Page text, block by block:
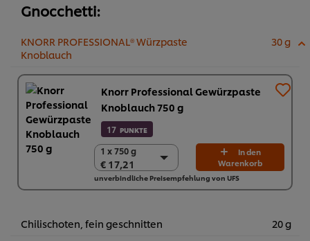
Gnocchetti:
KNORR PROFESSIONAL® Würzpaste
Knoblauch
30 g
Knorr Professional Gewürzpaste
Knoblauch 750 g
17 PUNKTE
1 x 750 g
€ 17,21
1 x 750 g
€ 17,21
2 x 750 g
In den
Warenkorb
unverbindliche Preisempfehlung von UFS
Chilischoten, fein geschnitten
20 g